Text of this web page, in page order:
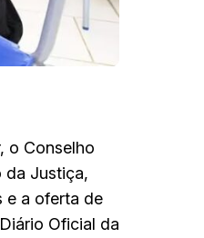
o Conselho
da Justiça,
e a oferta de
Oficial da